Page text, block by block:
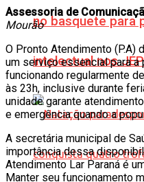
no basquete para
intelectual nos
Assessoria de
Mourão
O Pronto Atendimento (P.A)
um serviço essencial para a
funcionando regularmente
às 23h, inclusive durante
unidade garante
e emergência quando a
A secretária municipal de
importância dessa
Atendimento Lar Paraná é
Manter seu funcionamento